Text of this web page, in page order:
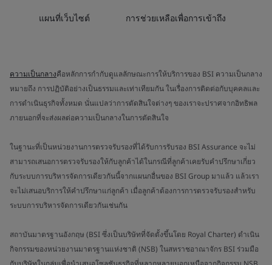
แผนที่เว็บไซต์ การช่วยเหลือเพื่อการเข้าถึง
ความเป็นกลางคือหลักการกำกับดูแลลักษณะการให้บริการของ BSI ความเป็นกลาง
หมายถึง การปฏิบัติอย่างเป็นธรรมและเท่าเทียมกัน ในเรื่องการติดต่อกับบุคคลและ
การดำเนินธุรกิจทั้งหมด นั่นแปลว่าการตัดสินใจต่างๆ ของเราจะปราศจากอิทธิพล
ภายนอกที่จะส่งผลต่อความเป็นกลางในการตัดสินใจ
ในฐานะที่เป็นหน่วยงานการตรวจรับรองที่ได้รับการรับรอง BSI Assurance จะไม่
สามารถเสนอการตรวจรับรองให้กับลูกค้าได้ในกรณีที่ลูกค้าเคยรับคำปรึกษาเกี่ยว
กับระบบการบริหารจัดการเดียวกันนี้จากแผนกอื่นของ BSI Group มาแล้ว แล้วเรา
จะไม่เสนอบริการให้คำปรึกษาแก่ลูกค้า เมื่อลูกค้าต้องการการตรวจรับรองสำหรับ
ระบบการบริหารจัดการเดียวกันเช่นกัน
สถาบันมาตรฐานอังกฤษ (BSI ซึ่งเป็นบริษัทที่จัดตั้งขึ้นโดย Royal Charter) ดำเนิน
กิจกรรมของหน่วยงานมาตรฐานแห่งชาติ (NSB) ในสหราชอาณาจักร BSI ร่วมมือ